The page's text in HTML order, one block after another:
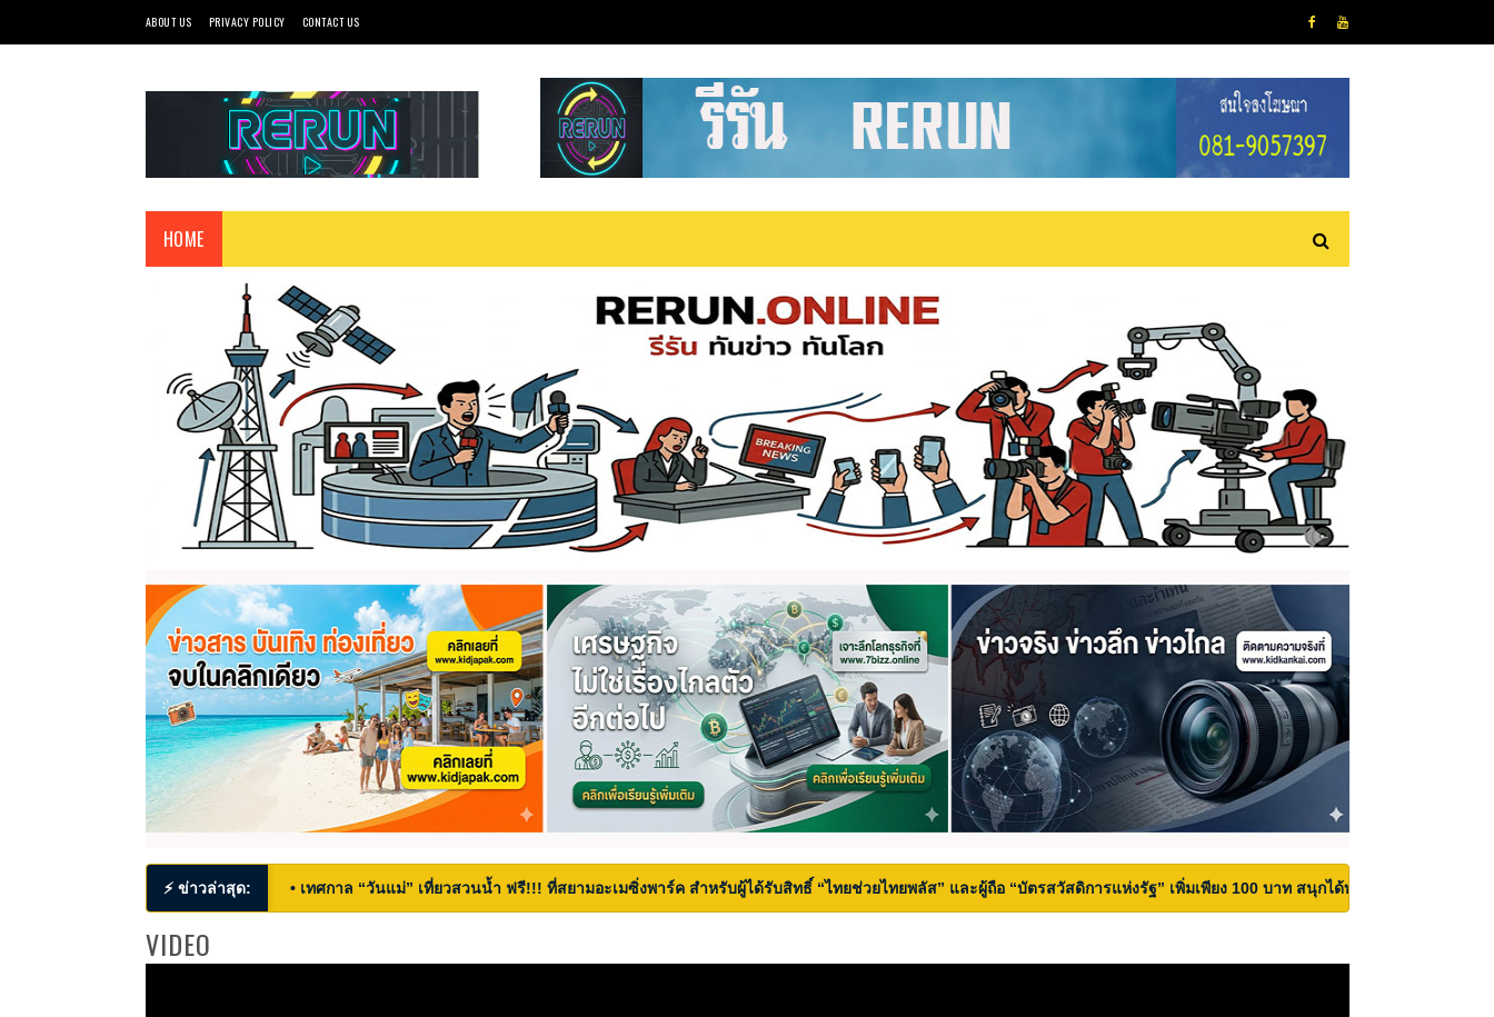
ABOUT US PRIVACY POLICY CONTACT US
HOME
⚡ ข่าวล่าสุด: • เทศกาล “วันแม่” เที่ยวสวนน้ำ ฟรี!!! ที่สยามอะเมซิ่งพาร์ค สำหรับผู้ได้รับสิทธิ์ “ไทยช่วยไทยพลัส” และผู้ถือ “บัตรสวัสดิการแห่งรัฐ” เพิ่มเพียง 100 บาท สนุกได้ทั้งสวนน้ำและสวนส
VIDEO